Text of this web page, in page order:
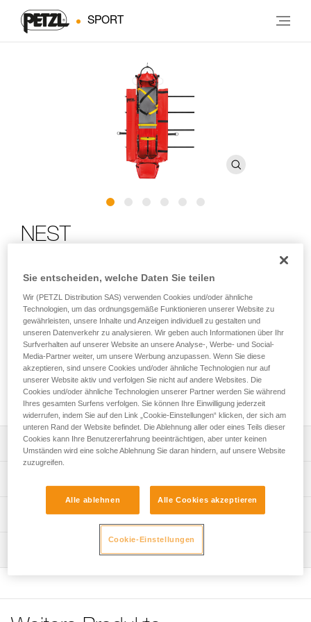
SPORT
NEST
Rettungstrage für eingeschränkte Platzverhältnisse
Die NEST-Trage wurde in Zusammenarbeit mit der Spéléo-
Secours Français (nationale französische
Höhlenrettungsorganisation) entwickelt. Die verletzte Person
kann horizontal, vertikal oder geneigt transportiert werden.
Sie ist einfach zu handhaben und erleichtert das Auflegen
des Verletzten. Sie ist für die technische Seilrettung
insbesondere in Bereichen mit eingeschränkten
Platzverhältnissen geeignet.
Leistungsverzeichnis
transportiert werden (unwegsames Gelände, Engstellen).
Schnalle reduziert das Risiko einer unbeabsichtigten
Gewicht: 13100 g
Technische Informationen
Gebrauchsanleitung
Das PDF herunterladen technical-notice-NEST-STEF-2
S059AA00-NEST-STEF
Häufige Fragen
procedure_DE
Sie entscheiden, welche Daten Sie teilen
Wir (PETZL Distribution SAS) verwenden Cookies und/oder ähnliche
Technologien, um das ordnungsgemäße Funktionieren unserer Website zu
gewährleisten, unsere Inhalte und Anzeigen individuell zu gestalten und
unseren Datenverkehr zu analysieren. Wir geben auch Informationen über Ihr
Surfverhalten auf unserer Website an unsere Analyse-, Werbe- und Social-
Media-Partner weiter, um unsere Werbung anzupassen. Wenn Sie diese
akzeptieren, sind unsere Cookies und/oder ähnliche Technologien nur auf
unserer Website aktiv und verfolgen Sie nicht auf andere Websites. Die
Cookies und/oder ähnliche Technologien unserer Partner werden Sie während
Ihres gesamten Surfens verfolgen. Sie können Ihre Einwilligung jederzeit
widerrufen, indem Sie auf den Link „Cookie-Einstellungen“ klicken, der sich am
unteren Rand der Website befindet. Die Ablehnung aller oder eines Teils dieser
Cookies kann Ihre Benutzererfahrung beeinträchtigen, aber unter keinen
Umständen wird eine solche Ablehnung Sie daran hindern, auf unsere Website
zuzugreifen.
Alle ablehnen Alle Cookies akzeptieren
Cookie-Einstellungen